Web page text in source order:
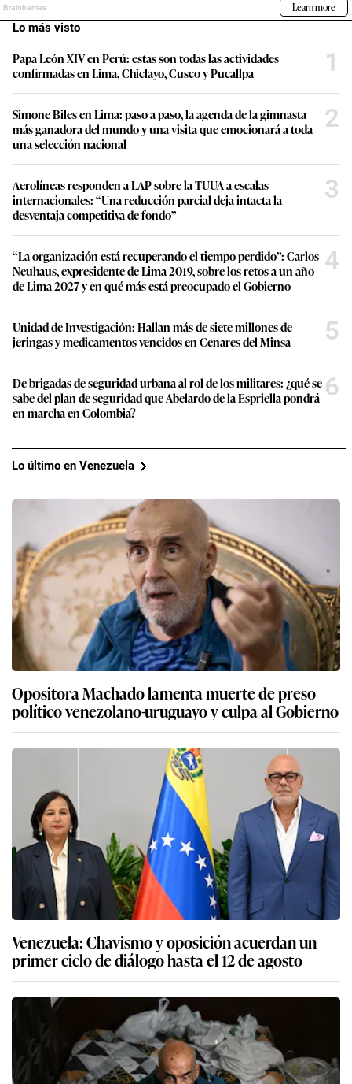
Lo más visto
Papa León XIV en Perú: estas son todas las actividades
confirmadas en Lima, Chiclayo, Cusco y Pucallpa
1
Simone Biles en Lima: paso a paso, la agenda de la gimnasta
más ganadora del mundo y una visita que emocionará a toda
una selección nacional
2
Aerolíneas responden a LAP sobre la TUUA a escalas
internacionales: “Una reducción parcial deja intacta la
desventaja competitiva de fondo”
3
“La organización está recuperando el tiempo perdido”: Carlos
Neuhaus, expresidente de Lima 2019, sobre los retos a un año
de Lima 2027 y en qué más está preocupado el Gobierno
4
Unidad de Investigación: Hallan más de siete millones de
jeringas y medicamentos vencidos en Cenares del Minsa
5
De brigadas de seguridad urbana al rol de los militares: ¿qué se
sabe del plan de seguridad que Abelardo de la Espriella pondrá
en marcha en Colombia?
6
Lo último en Venezuela
Opositora Machado lamenta muerte de preso
político venezolano-uruguayo y culpa al Gobierno
Venezuela: Chavismo y oposición acuerdan un
primer ciclo de diálogo hasta el 12 de agosto